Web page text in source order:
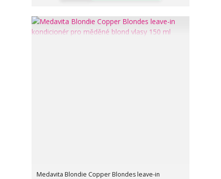
Medavita Blondie Copper Blondes leave-in